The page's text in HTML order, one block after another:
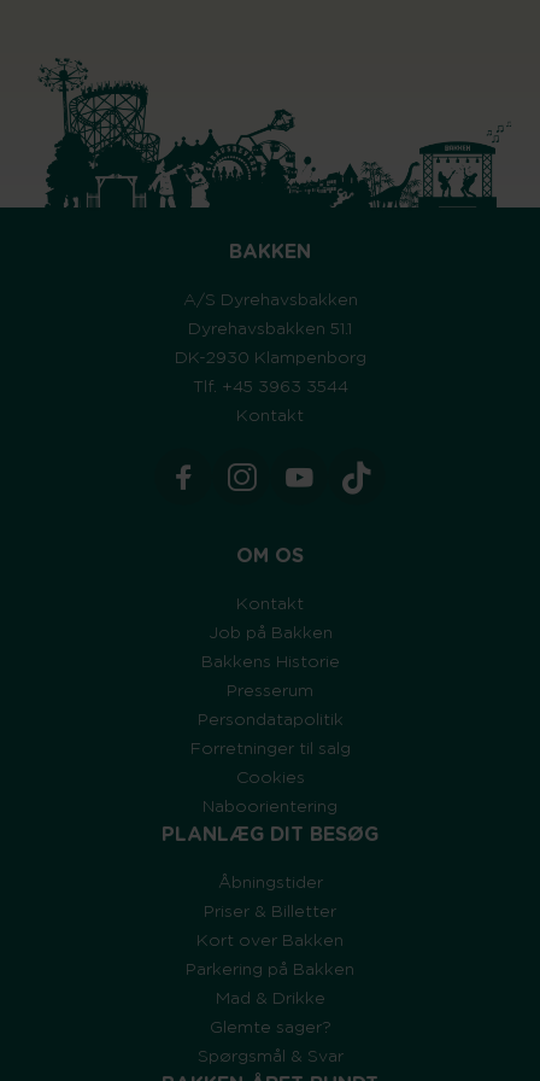
BAKKEN
A/S Dyrehavsbakken
Dyrehavsbakken 51.1
DK-2930 Klampenborg
Tlf. +45 3963 3544
Kontakt
OM OS
Kontakt
Job på Bakken
Bakkens Historie
Presserum
Persondatapolitik
Forretninger til salg
Cookies
Naboorientering
PLANLÆG DIT BESØG
Åbningstider
Priser & Billetter
Kort over Bakken
Parkering på Bakken
Mad & Drikke
Glemte sager?
Spørgsmål & Svar